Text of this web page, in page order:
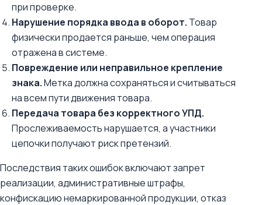
при проверке.
Нарушение порядка ввода в оборот. Товар
физически продается раньше, чем операция
отражена в системе.
Повреждение или неправильное крепление
знака.Метка должна сохраняться и считываться
на всем пути движения товара.
Передача товара без корректного УПД.
Прослеживаемость нарушается, а участники
цепочки получают риск претензий.
Последствия таких ошибок включают запрет
реализации, административные штрафы,
конфискацию немаркированной продукции, отказ